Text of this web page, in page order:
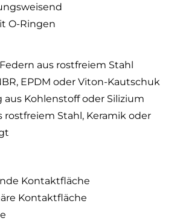
O-Ringen
aus rostfreiem Stahl
EPDM oder Viton-Kautschuk
Kohlenstoff oder Silizium
rostfreiem Stahl, Keramik oder
Kontaktfläche
Kontaktfläche